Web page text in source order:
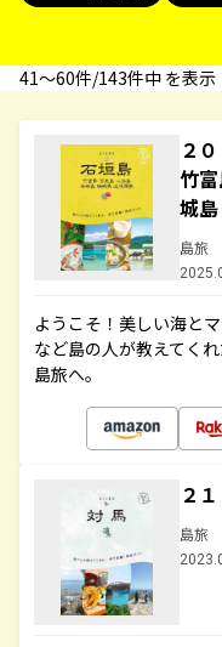
41〜60件/143件中 を表示
２
竹
城
島旅
ようこそ！美しい海と
など島の人が教えてく
島旅へ。
２
島旅